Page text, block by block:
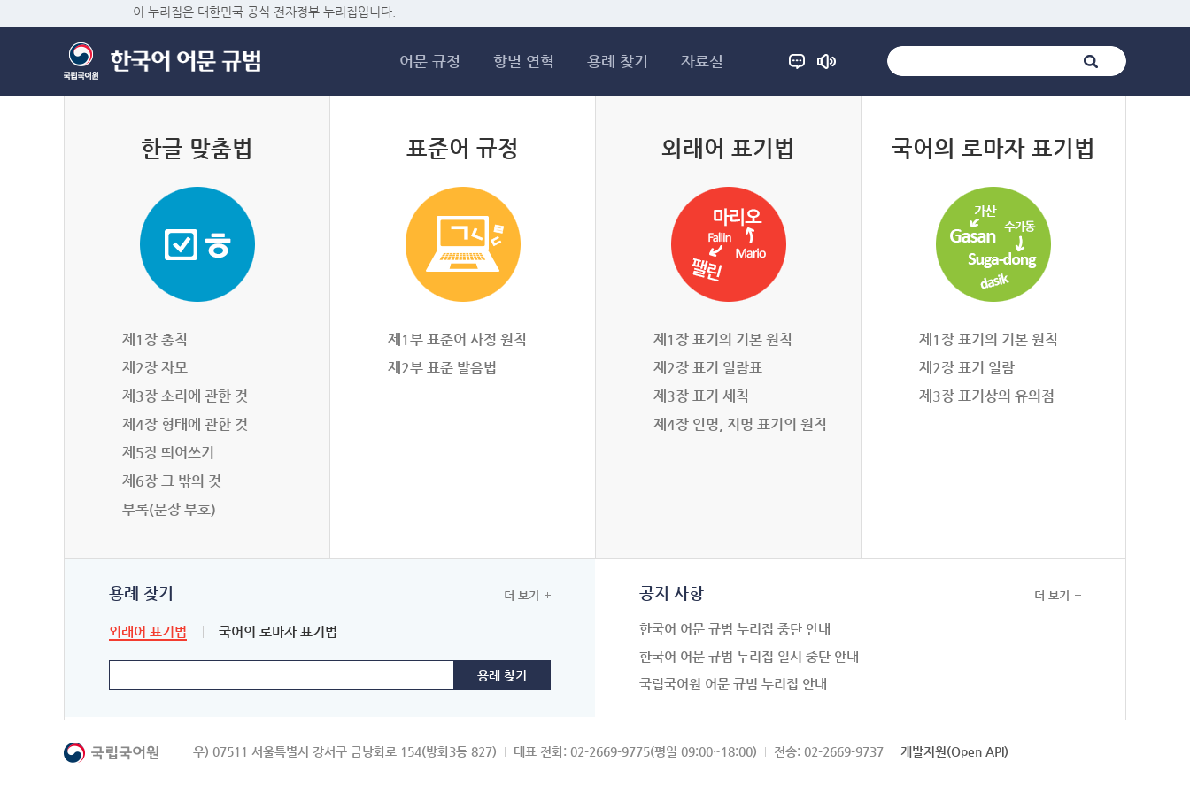
이 누리집은 대한민국 공식 전자정부 누리집입니다.
어문 규정 항별 연혁 용례 찾기 자료실
한글 맞춤법
제1장 총칙
제2장 자모
제3장 소리에 관한 것
제4장 형태에 관한 것
제5장 띄어쓰기
제6장 그 밖의 것
부록(문장 부호)
표준어 규정
제1부 표준어 사정 원칙
제2부 표준 발음법
외래어 표기법
제1장 표기의 기본 원칙
제2장 표기 일람표
제3장 표기 세칙
제4장 인명, 지명 표기의 원칙
국어의 로마자 표기법
제1장 표기의 기본 원칙
제2장 표기 일람
제3장 표기상의 유의점
용례 찾기
외래어 표기법 국어의 로마자 표기법
더 보기 공지 사항
한국어 어문 규범 누리집 중단 안내
한국어 어문 규범 누리집 일시 중단 안내
국립국어원 어문 규범 누리집 안내
더 보기
우) 07511 서울특별시 강서구 금낭화로 154(방화3동 827) 대표 전화: 02-2669-9775(평일 09:00~18:00) 전송: 02-2669-9737 개발지원(Open API)